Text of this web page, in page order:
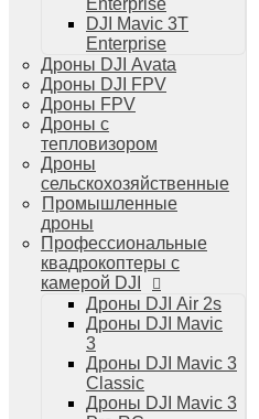
Дроны DJI
Системы и комплексы РЭБ
РЭБ Капюшон
РЭБ Тетраэдр
РЭБ Ромашка
Подавители БПЛА
Детекторы БПЛА
Комплектующие для дронов
Спутниковая связь
Зарядные
Пульты для дронов
Пропеллеры для
Кейсы для дронов
Тепловизионные
Тепловизионные
Аккумуляторы для
Телевизоры
Enterprise
DJI Mavic 3T
Enterprise
Дроны DJI Avata
Дроны DJI FPV
Дроны FPV
Дроны с
тепловизором
Дроны
сельскохозяйственные
Промышленные
дроны
Профессиональные
квадрокоптеры с
камерой DJI
Дроны DJI Air 2s
Дроны DJI Mavic
3
Дроны DJI Mavic 3
Classic
Дроны DJI Mavic 3